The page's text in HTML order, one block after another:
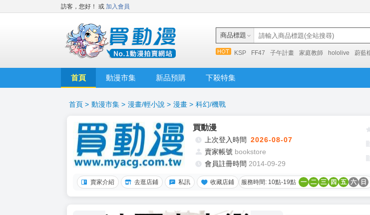
訪客，您好！ 或 加入會員
商品標題
KSP FF47 子午計畫 家庭教師 hololive 蔚藍
首頁 動漫市集 新品預購 下殺特集
首頁 > 動漫市集 > 漫畫/輕小說 > 漫畫 > 科幻/機戰
買動漫
上次登入時間 2026-08-07
賣家帳號 bookstore
會員註冊時間 2014-09-29
賣家介紹 去逛店鋪 私訊 收藏店鋪 服務時間: 10點-19點 一 二 三 四 五 六 日